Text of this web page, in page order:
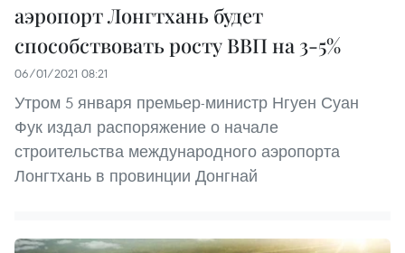
аэропорт Лонгтхань будет
способствовать росту ВВП на 3-5%
06/01/2021 08:21
Утром 5 января премьер-министр Нгуен Суан
Фук издал распоряжение о начале
строительства международного аэропорта
Лонгтхань в провинции Донгнай